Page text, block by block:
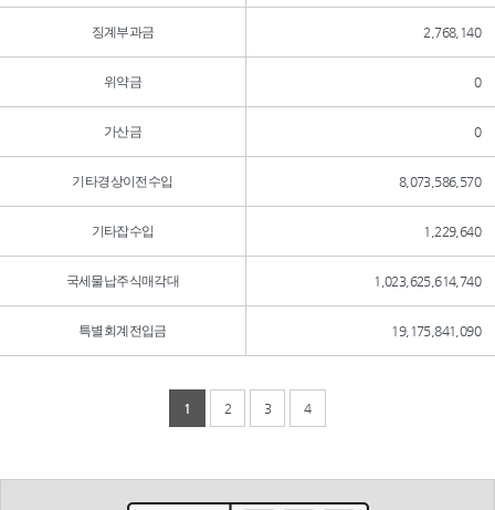
징계부과금 2,768,140
위약금 0
가산금 0
기타경상이전수입 8,073,586,570
기타잡수입 1,229,640
국세물납주식매각대 1,023,625,614,740
특별회계전입금 19,175,841,090
1 2 3 4